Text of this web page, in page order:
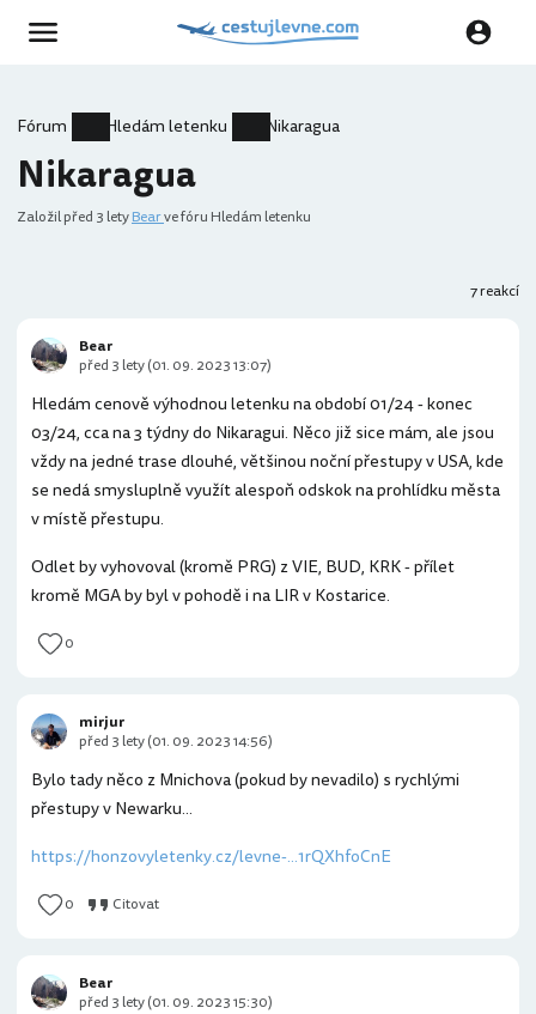
Fórum Hledám letenku Nikaragua
Nikaragua
Založilpřed 3 letyBearve fóru Hledám letenku
7 reakcí
Hledám cenově výhodnou letenku na období 01/24 - konec
03/24, cca na 3 týdny do Nikaragui. Něco již sice mám, ale jsou
vždy na jedné trase dlouhé, většinou noční přestupy v USA, kde
se nedá smysluplně využít alespoň odskok na prohlídku města
v místě přestupu.
Odlet by vyhovoval (kromě PRG) z VIE, BUD, KRK - přílet
kromě MGA by byl v pohodě i na LIR v Kostarice.
0
Bear
před 3 lety (01. 09. 2023 13:07)
Bylo tady něco z Mnichova (pokud by nevadilo) s rychlými
přestupy v Newarku...
https://honzovyletenky.cz/levne-...1rQXhfoCnE
0 Citovat
mirjur
před 3 lety (01. 09. 2023 14:56)
Bear
před 3 lety (01. 09. 2023 15:30)